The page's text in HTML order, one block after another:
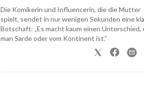
Die Komikerin und Influencerin, die die Mutter
spielt, sendet in nur wenigen Sekunden eine
Botschaft: „Es macht kaum einen Unterschied,
man Sarde oder vom Kontinent ist.“